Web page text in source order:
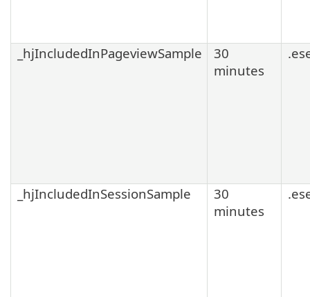
_hjIncludedInPageviewSample
30
minutes
_hjIncludedInSessionSample
30
minutes